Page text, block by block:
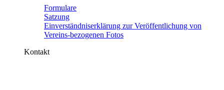
Formulare
Satzung
Einverständniserklärung zur Veröffentlichung von
Vereins-bezogenen Fotos
Kontakt